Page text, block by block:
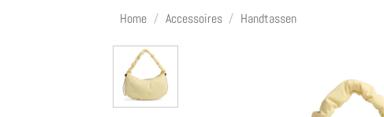
Home / Accessoires / Handtassen